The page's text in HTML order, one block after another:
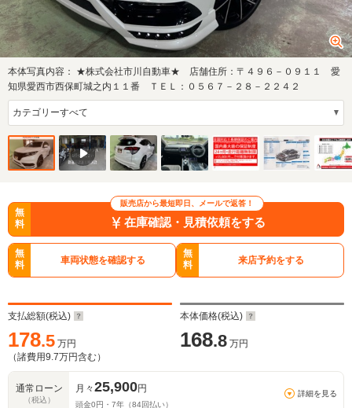
本体写真内容： ★株式会社市川自動車★ 店舗住所：〒４９６－０９１１ 愛
知県愛西市西保町城之内１１番 ＴＥＬ：０５６７－２８－２２４２
販売店から最短即日、メールで返答！
無
料
在庫確認・見積依頼をする
無
料
車両状態を確認する
無
料
来店予約をする
支払総額(税込)
178.5 万円
（諸費用9.7万円含む）
本体価格(税込)
168.8 万円
通常ローン
（税込）
月々25,900円
頭金0円・ 7年（84回払い）
詳細を見る